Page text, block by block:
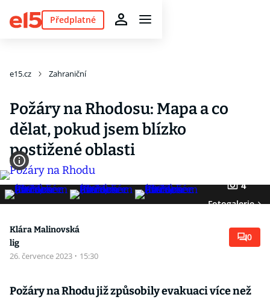
Předplatné
e15.cz Zahraniční
Požáry na Rhodosu: Mapa a co
dělat, pokud jsem blízko
postižené oblasti
4
Fotogalerie
Klára Malinovská
lig
26. července 2023 · 15:30
0
Požáry na Rhodu již způsobily evakuaci více než